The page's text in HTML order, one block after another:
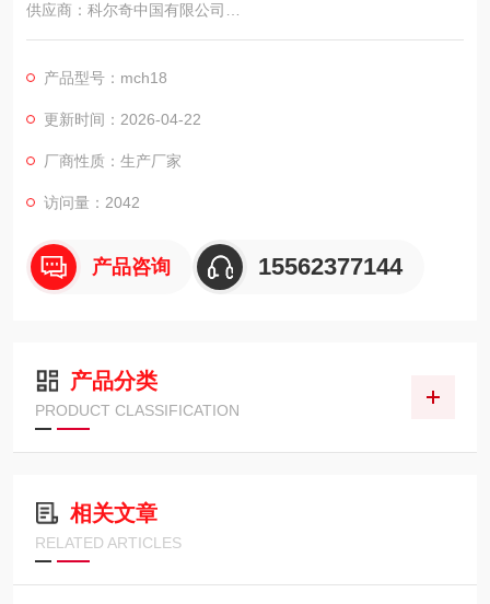
供应商：科尔奇中国有限公司
MCH18ET空气呼吸器充气泵，MCH18空气充填泵，MCH18空气
我们会以优良的品质和服务来阁下员工的职业健康，安全环境和
美好未来!
康！"是我们的目标！我们将给您的员工提供的安全保护 。
中国的呼吸器压缩机，济宁科尔奇机电设备有限公司
产品型号：mch18
更新时间：2026-04-22
厂商性质：生产厂家
访问量：2042
产品咨询 15562377144
产品分类
PRODUCT CLASSIFICATION
相关文章
RELATED ARTICLES